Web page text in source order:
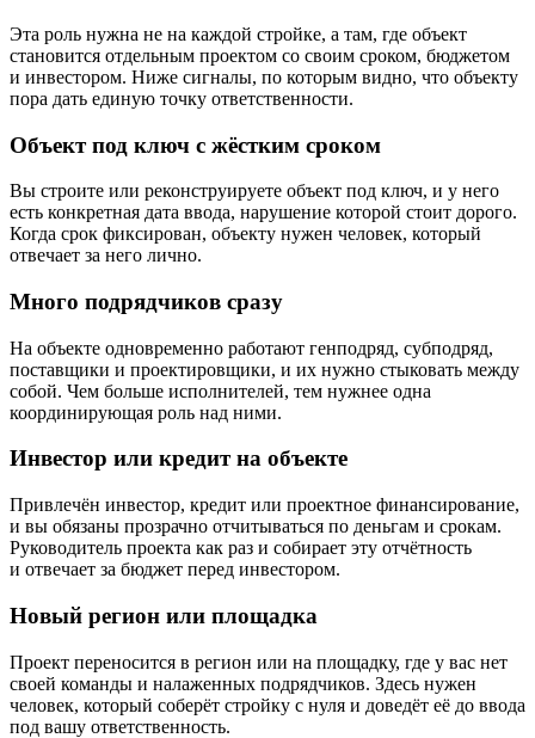
Эта роль нужна не на каждой стройке, а там, где объект
становится отдельным проектом со своим сроком, бюджетом
и инвестором. Ниже сигналы, по которым видно, что объекту
пора дать единую точку ответственности.
Объект под ключ с жёстким сроком
Вы строите или реконструируете объект под ключ, и у него
есть конкретная дата ввода, нарушение которой стоит дорого.
Когда срок фиксирован, объекту нужен человек, который
отвечает за него лично.
Много подрядчиков сразу
На объекте одновременно работают генподряд, субподряд,
поставщики и проектировщики, и их нужно стыковать между
собой. Чем больше исполнителей, тем нужнее одна
координирующая роль над ними.
Инвестор или кредит на объекте
Привлечён инвестор, кредит или проектное финансирование,
и вы обязаны прозрачно отчитываться по деньгам и срокам.
Руководитель проекта как раз и собирает эту отчётность
и отвечает за бюджет перед инвестором.
Новый регион или площадка
Проект переносится в регион или на площадку, где у вас нет
своей команды и налаженных подрядчиков. Здесь нужен
человек, который соберёт стройку с нуля и доведёт её до ввода
под вашу ответственность.